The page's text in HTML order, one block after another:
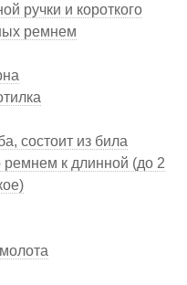
ручки и короткого
ремнем
состоит из била
ремнем к длинной (до 2